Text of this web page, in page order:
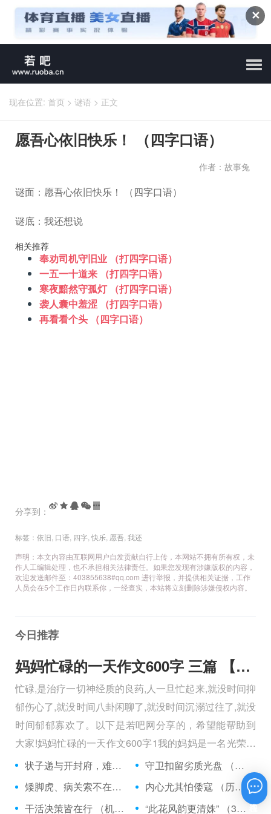
✕
现在位置: 首页 > 谜语 > 正文
愿吾心依旧快乐！ （四字口语）
作者：故事兔
谜面：愿吾心依旧快乐！ （四字口语）
谜底：我还想说
相关推荐
奉劝司机守旧业 （打四字口语）
一五一十道来 （打四字口语）
寒夜黯然守孤灯 （打四字口语）
袭人囊中羞涩 （打四字口语）
再看看个头 （四字口语）
分享到：
标签： 依旧 口语 四字 快乐 愿吾 我还
声明：本文内容由互联网用户自发贡献自行上传，本网站不拥有所有权，未
作人工编辑处理，也不承担相关法律责任。如果您发现有涉嫌版权的内容，
欢迎发送邮件至：403855638#qq.com 进行举报，并提供相关证据，工作
人员会在5个工作日内联系你，一经查实，本站将立刻删除涉嫌侵权内容。
今日推荐
妈妈忙碌的一天作文600字 三篇 【600字】
忙碌,是治疗一切神经质的良药,人一旦忙起来,就没时间抑
郁伤心了,就没时间八卦闲聊了,就没时间沉溺过往了,就没
时间郁郁寡欢了。以下是若吧网分享的，希望能帮助到
大家!妈妈忙碌的一天作文600字1我的妈妈是一名光荣的
人民警察，她总有做不完的事情。
状子递与开封府，难忍怒气心中生 （5字口语）
守卫扣留劣质光盘 （5字常言）
矮脚虎、病关索不在，智多星、行者前往此处 （七字俗语）
内心尤其怕倭寇 （历法用语一卷帘）
干活决策皆在行 （机构简称二）
“此花风韵更清姝” （3字手机品牌）